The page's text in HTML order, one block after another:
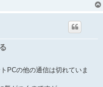
PCの他の通信は切れていま